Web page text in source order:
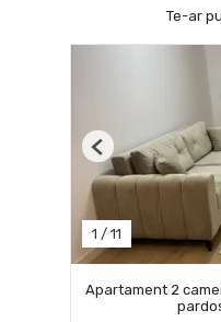
Te-ar
1 / 11
Previous
Apartament 2